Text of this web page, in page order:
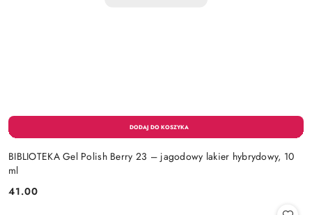
BIBLIOTEKA Gel Polish Berry 23 – jagodowy lakier hybrydowy, 10
ml
Cena:
41.00